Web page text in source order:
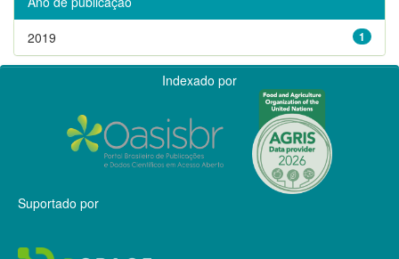
1
2019
Indexado por
Suportado por